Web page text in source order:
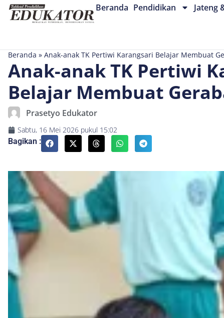
Beranda Pendidikan Jateng
Beranda » Anak-anak TK Pertiwi Karangsari Belajar Membuat
Anak-anak TK Pertiwi
Belajar Membuat
Prasetyo Edukator
Sabtu, 16 Mei 2026 pukul 15:02
Bagikan :